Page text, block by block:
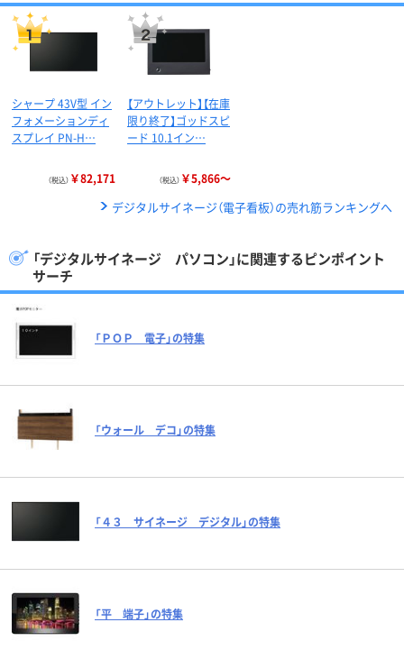
シャープ 43V型 イン
フォメーションディ
スプレイ PN-H…
（税込） ￥82,171
【アウトレット】【在庫
限り終了】ゴッドスピ
ード 10.1イン…
（税込） ￥5,866～
デジタルサイネージ（電子看板）の売れ筋ランキングへ
「デジタルサイネージ パソコン」に関連するピンポイント
サーチ
「ＰＯＰ 電子」の特集
「ウォール デコ」の特集
「４３ サイネージ デジタル」の特集
「平 端子」の特集